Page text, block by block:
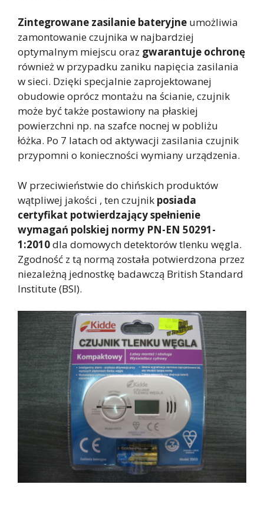
Zintegrowane zasilanie bateryjne umożliwia
zamontowanie czujnika w najbardziej
optymalnym miejscu oraz gwarantuje ochronę
również w przypadku zaniku napięcia zasilania
w sieci. Dzięki specjalnie zaprojektowanej
obudowie oprócz montażu na ścianie, czujnik
może być także postawiony na płaskiej
powierzchni np. na szafce nocnej w pobliżu
łóżka. Po 7 latach od aktywacji zasilania czujnik
przypomni o konieczności wymiany urządzenia.
W przeciwieństwie do chińskich produktów
wątpliwej jakości , ten czujnik posiada
certyfikat potwierdzający spełnienie
wymagań polskiej normy PN-EN 50291-
1:2010dla domowych detektorów tlenku węgla.
Zgodność z tą normą została potwierdzona przez
niezależną jednostkę badawczą British Standard
Institute (BSI).